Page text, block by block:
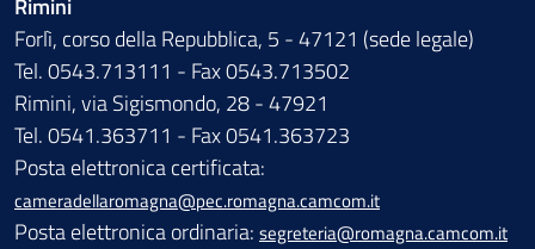
Rimini
Forlì, corso della Repubblica, 5 - 47121 (sede legale)
Tel. 0543.713111 - Fax 0543.713502
Rimini, via Sigismondo, 28 - 47921
Tel. 0541.363711 - Fax 0541.363723
Posta elettronica certificata:
cameradellaromagna@pec.romagna.camcom.it
Posta elettronica ordinaria: segreteria@romagna.camcom.it